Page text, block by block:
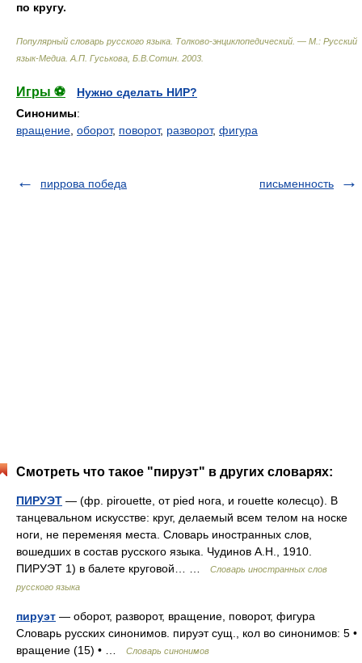
по кругу.
Популярный словарь русского языка. Толково-энциклопедический. — М.: Русский
язык-Медиа А.П. Гуськова, Б.В.Сотин 2003
Игры ⚽
Нужно сделать НИР?
Синонимы:
вращение оборот, поворот, разворот, фигура
пиррова победа письменность
Смотреть что такое "пируэт" в других словарях:
ПИРУЭТ — (фр. pirouette, от pied нога, и rouette колесцо). В
танцевальном искусстве: круг, делаемый всем телом на носке
ноги, не переменяя места. Словарь иностранных слов,
вошедших в состав русского языка. Чудинов А.Н., 1910.
ПИРУЭТ 1) в балете круговой… …
Словарь иностранных слов
русского языка
пируэт — оборот, разворот, вращение, поворот, фигура
Словарь русских синонимов. пируэт сущ., кол во синонимов: 5 •
вращение (15) • …
Словарь синонимов